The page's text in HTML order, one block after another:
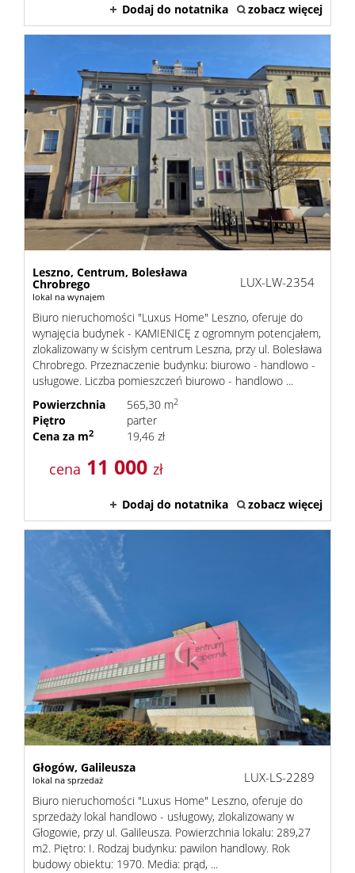
Dodaj do notatnika zobacz więcej
Leszno, Centrum, Bolesława
Chrobrego
lokal na wynajem
LUX-LW-2354
Biuro nieruchomości "Luxus Home" Leszno, oferuje do
wynajęcia budynek - KAMIENICĘ z ogromnym potencjałem,
zlokalizowany w ścisłym centrum Leszna, przy ul. Bolesława
Chrobrego. Przeznaczenie budynku: biurowo - handlowo -
usługowe. Liczba pomieszczeń biurowo - handlowo ...
Powierzchnia
565,30 m2
Piętro
parter
Cena za m2 19,46 zł
cena 11 000 zł
Dodaj do notatnika zobacz więcej
Głogów, Galileusza
lokal na sprzedaż LUX-LS-2289
Biuro nieruchomości "Luxus Home" Leszno, oferuje do
sprzedaży lokal handlowo - usługowy, zlokalizowany w
Głogowie, przy ul. Galileusza. Powierzchnia lokalu: 289,27
m2. Piętro: I. Rodzaj budynku: pawilon handlowy. Rok
budowy obiektu: 1970. Media: prąd, ...